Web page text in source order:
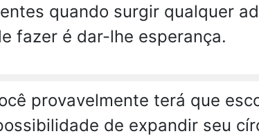
quando surgir qualquer
fazer é dar-lhe esperança.
provavelmente terá que
de expandir seu